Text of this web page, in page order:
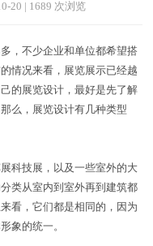
20 | 1689 次浏览
，不少企业和单位都希望搭
情况来看，展览展示已经越
的展览设计，最好是先了解
么，展览设计有几种类型
科技展，以及一些室外的大
类从室内到室外再到建筑都
看，它们都是相同的，因为
象的统一。